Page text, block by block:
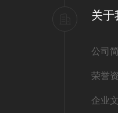
关于
公司
荣誉
企业